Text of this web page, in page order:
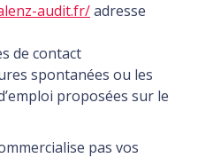
audit.fr/adresse
de contact
spontanées ou les
proposées sur le
pas vos